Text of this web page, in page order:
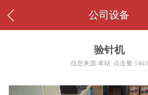
 公司设备
验针机
信息来源:本站 点击量:1463